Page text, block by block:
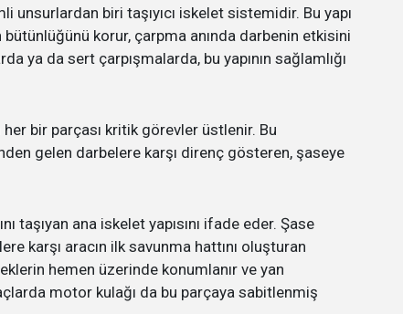
unsurlardan biri taşıyıcı iskelet sistemidir. Bu yapı
korur, çarpma anında darbenin etkisini
ya da sert çarpışmalarda, bu yapının sağlamlığı
bir parçası kritik görevler üstlenir. Bu
gelen darbelere karşı direnç gösteren, şaseye
taşıyan ana iskelet yapısını ifade eder. Şase
karşı aracın ilk savunma hattını oluşturan
hemen üzerinde konumlanır ve yan
motor kulağı da bu parçaya sabitlenmiş